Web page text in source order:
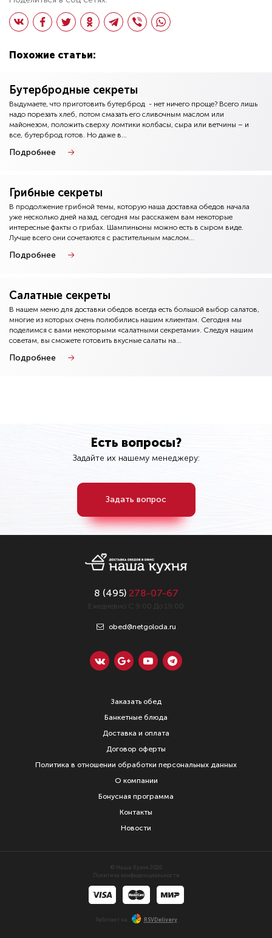
Похожие статьи:
Бутербродные секреты
Выдумаете, что приготовить бутерброд - нет ничего проще? Всего лишь
надо порезать хлеб, потом смазать его сливочным маслом или
майонезом, положить сверху ломтики колбасы, сыра или ветчины – и
все, бутерброд готов. Но даже в...
Подробнее
Грибные секреты
В продолжение грибной темы, которую наша доставка обедов начала
уже несколько дней назад, сегодня мы расскажем вам некоторые
интересные факты о грибах. Шампиньоны можно есть в сыром виде.
Лучше всего они сочетаются с растительным маслом...
Подробнее
Салатные секреты
В нашем меню для доставки обедов всегда есть большой выбор салатов,
многие из которых очень полюбились нашим клиентам. Сегодня мы
поделимся с вами некоторыми «салатными секретами». Следуя нашим
советам, вы сможете готовить вкусные салаты на...
Подробнее
Есть вопросы?
Задайте их нашему менеджеру:
Задать вопрос
8 (495) 278-07-67
Ежедневно С 9:00 До 19:00
obed@netgoloda.ru
Заказать обед
Банкетные блюда
Доставка и оплата
Договор оферты
Политика в отношении обработки персональных данных
О компании
Бонусная программа
Контакты
Новости
© Наша Кухня 2026
Политика конфиденциальности
Работает на RSVDelivery